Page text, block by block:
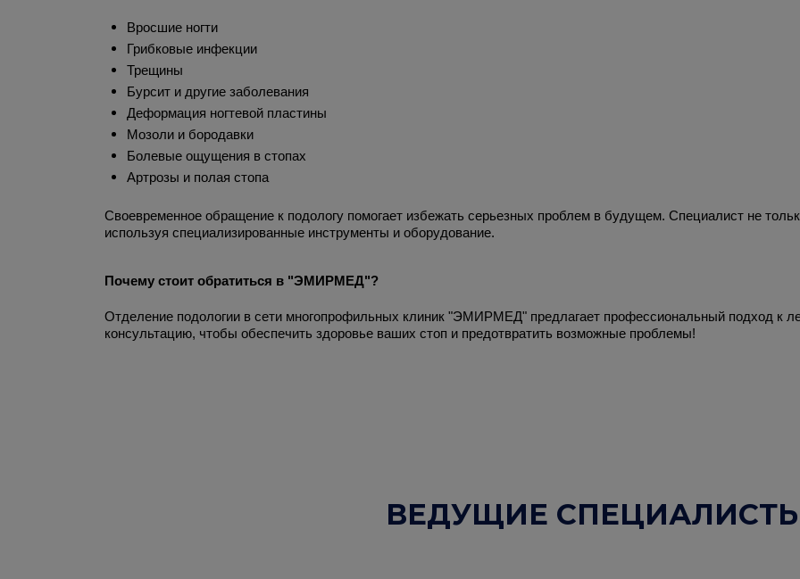
Вросшие ногти
Грибковые инфекции
Трещины
Бурсит и другие заболевания
Деформация ногтевой пластины
Мозоли и бородавки
Болевые ощущения в стопах
Артрозы и полая стопа
Своевременное обращение к подологу помогает избежать серьезных проблем в будущем. Специалист не
используя специализированные инструменты и оборудование.
Почему стоит обратиться в "ЭМИРМЕД"?
Отделение подологии в сети многопрофильных клиник "ЭМИРМЕД" предлагает профессиональный подход к
консультацию, чтобы обеспечить здоровье ваших стоп и предотвратить возможные проблемы!
ВЕДУЩИЕ